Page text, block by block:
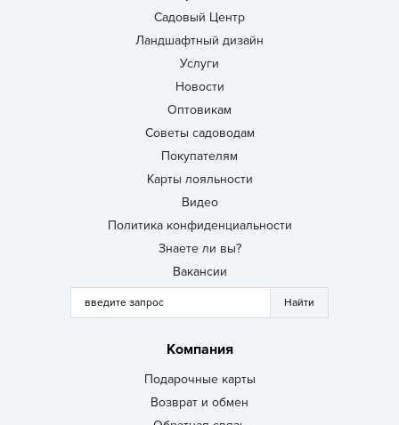
Садовый Центр
Ландшафтный дизайн
Услуги
Новости
Оптовикам
Советы садоводам
Покупателям
Карты лояльности
Видео
Политика конфиденциальности
Знаете ли вы?
Вакансии
Компания
Подарочные карты
Возврат и обмен